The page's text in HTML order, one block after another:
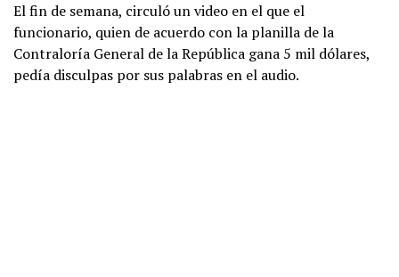
El fin de semana, circuló un video en el que el
funcionario, quien de acuerdo con la planilla de la
Contraloría General de la República gana 5 mil dólares,
pedía disculpas por sus palabras en el audio.